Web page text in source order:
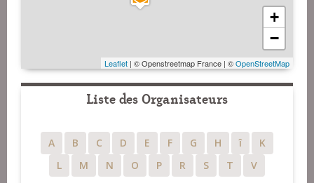
+
−
Leaflet | © Openstreetmap France | ©OpenStreetMap
Liste des Organisateurs
A B C D E F G H î
K
L
M N O P R S T V